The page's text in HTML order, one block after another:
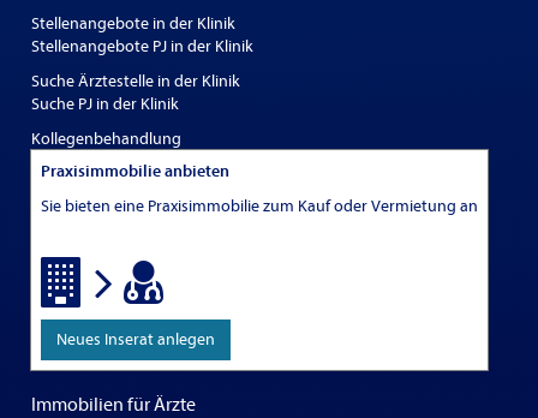
Stellenangebote in der Klinik
Stellenangebote PJ in der Klinik
Suche Ärztestelle in der Klinik
Suche PJ in der Klinik
Kollegenbehandlung
Praxisimmobilie anbieten
Sie bieten eine Praxisimmobilie zum Kauf oder Vermietung an
Neues Inserat anlegen
Immobilien für Ärzte